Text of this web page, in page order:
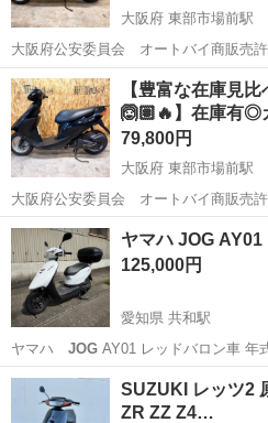
大阪府 東部市場前駅
大阪府公安委員会 オートバイ商販売許
にご満足頂くため 初期不良が確認出来
大阪 大阪市 東部市場前駅
【豊富な在庫見
🙆🏽🔥】在庫有◎
79,800円
大阪府 東部市場前駅
大阪府公安委員会 オートバイ商販売許
にご満足頂くため 初期不良が確認出来
大阪 大阪市
ヤマハ JOG
125,000円
愛知県 共和駅
ヤマハ JOGAY01 レッドバロン車 年
自賠責の書類なし 走行距離7320km 値段125000円 装備品 リアボック
ス付き 鍵2個あり 走行に支
愛知 名古屋市 ヤマ
SUZUKI レッツ2
ZR ZZ Z4…